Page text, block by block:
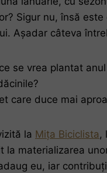
Sigur nu, însă
Așadar câteva
se vrea plantat
care duce mai
la Mița Biciclista,
la materializarea
eu, iar